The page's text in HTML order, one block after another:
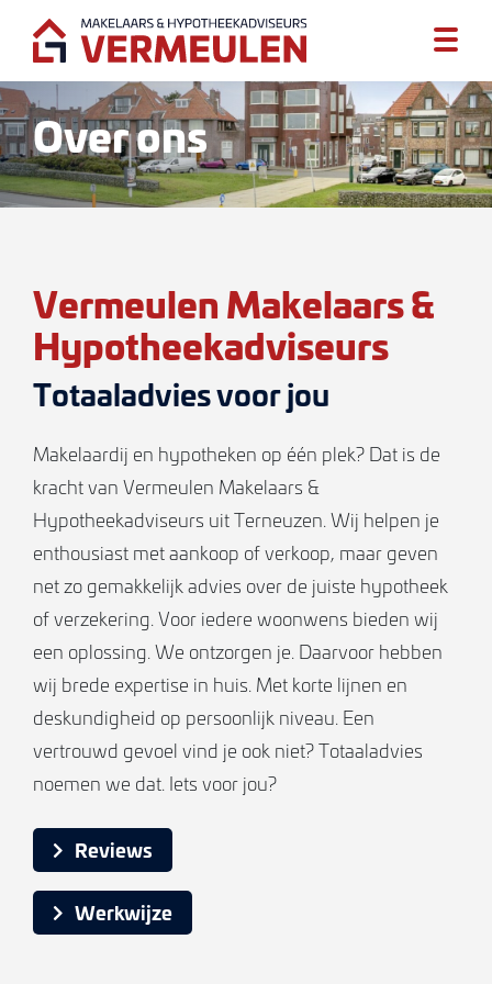
Over ons
Vermeulen Makelaars &
Hypotheekadviseurs
Totaaladvies voor jou
Makelaardij en hypotheken op één plek? Dat is de
kracht van Vermeulen Makelaars &
Hypotheekadviseurs uit Terneuzen. Wij helpen je
enthousiast met aankoop of verkoop, maar geven
net zo gemakkelijk advies over de juiste hypotheek
of verzekering. Voor iedere woonwens bieden wij
een oplossing. We ontzorgen je. Daarvoor hebben
wij brede expertise in huis. Met korte lijnen en
deskundigheid op persoonlijk niveau. Een
vertrouwd gevoel vind je ook niet? Totaaladvies
noemen we dat. Iets voor jou?
Reviews
Werkwijze